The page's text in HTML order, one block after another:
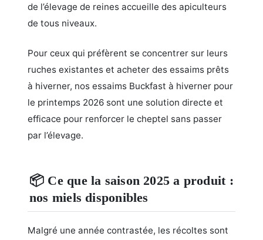
de l’élevage de reines accueille des apiculteurs
de tous niveaux.
Pour ceux qui préfèrent se concentrer sur leurs
ruches existantes et acheter des essaims prêts
à hiverner, nos essaims Buckfast à hiverner pour
le printemps 2026 sont une solution directe et
efficace pour renforcer le cheptel sans passer
par l’élevage.
📦 Ce que la saison 2025 a produit :
nos miels disponibles
Malgré une année contrastée, les récoltes sont